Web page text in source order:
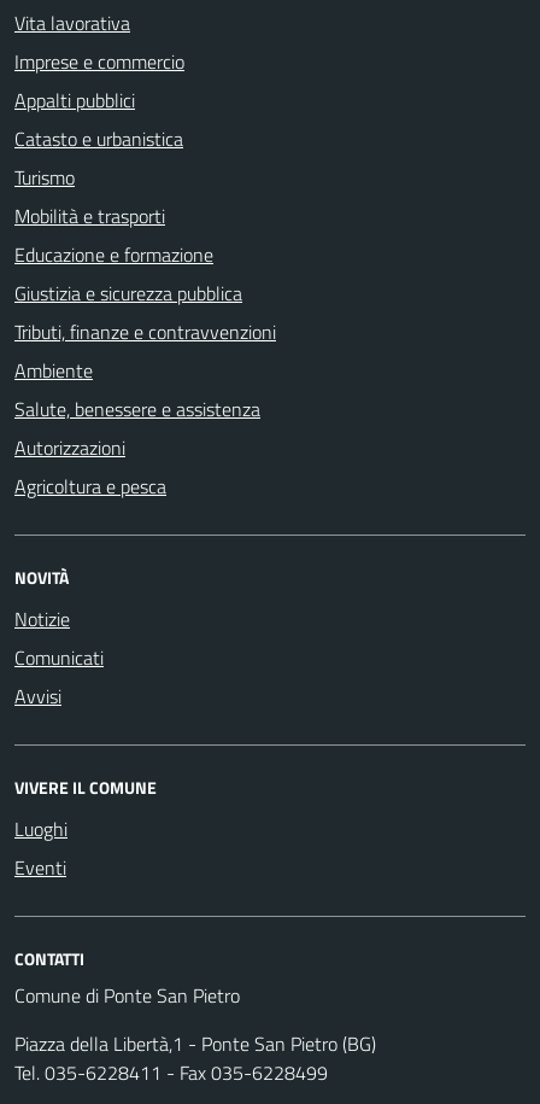
Vita lavorativa
Imprese e commercio
Appalti pubblici
Catasto e urbanistica
Turismo
Mobilità e trasporti
Educazione e formazione
Giustizia e sicurezza pubblica
Tributi, finanze e contravvenzioni
Ambiente
Salute, benessere e assistenza
Autorizzazioni
Agricoltura e pesca
NOVITÀ
Notizie
Comunicati
Avvisi
VIVERE IL COMUNE
Luoghi
Eventi
CONTATTI
Comune di Ponte San Pietro
Piazza della Libertà,1 - Ponte San Pietro (BG)
Tel. 035-6228411 - Fax 035-6228499